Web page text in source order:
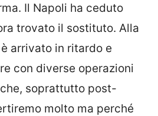
Il Napoli ha ceduto
trovato il sostituto. Alla
arrivato in ritardo e
con diverse operazioni
soprattutto post-
molto ma perché